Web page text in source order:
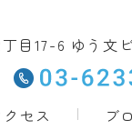
目17-6 ゆう文
クセス ブ